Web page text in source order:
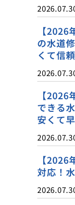
【
の水道
くて信
【
できる
安くて
【
対応！